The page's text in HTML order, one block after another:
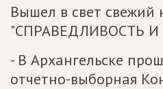
Вышел в свет свежий
"СПРАВЕДЛИВОСТЬ И
- В Архангельске
отчетно-выборная